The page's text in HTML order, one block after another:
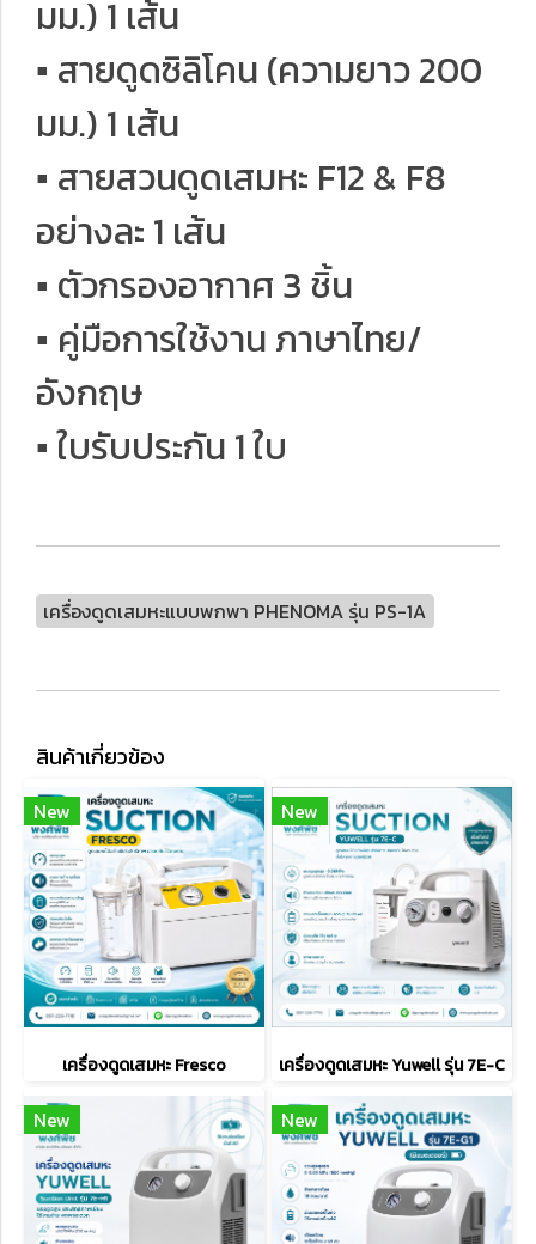
มม.) 1 เส้น
▪ สายดูดซิลิโคน (ความยาว 200
มม.) 1 เส้น
▪ สายสวนดูดเสมหะ F12 & F8
อย่างละ 1 เส้น
▪ ตัวกรองอากาศ 3 ชิ้น
▪ คู่มือการใช้งาน ภาษาไทย/
อังกฤษ
▪ ใบรับประกัน 1 ใบ
เครื่องดูดเสมหะแบบพกพา PHENOMA รุ่น PS-1A
สินค้าเกี่ยวข้อง
New
เครื่องดูดเสมหะ Fresco
New
เครื่องดูดเสมหะ Yuwell รุ่น 7E-C
New New